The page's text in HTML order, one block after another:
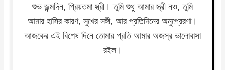
শুভ জন্মদিন, প্রিয়তমা স্ত্রী। তুমি শুধু আমার স্ত্রী নও, তুমি
আমার হাসির কারণ, সুখের সঙ্গী, আর প্রতিদিনের অনুপ্রেরণা।
আজকের এই বিশেষ দিনে তোমার প্রতি আমার অজস্র ভালোবাসা
রইল।